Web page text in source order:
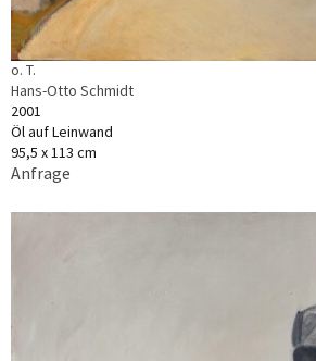
o. T.
Hans-Otto Schmidt
2001
Öl auf Leinwand
95,5 x 113 cm
Anfrage